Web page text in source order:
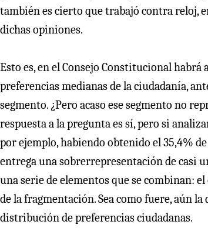
también es cierto que trabajó contra reloj,
dichas opiniones.
Esto es, en el Consejo Constitucional habrá
preferencias medianas de la ciudadanía,
segmento. ¿Pero acaso ese segmento no
respuesta a la pregunta es sí, pero si
por ejemplo, habiendo obtenido el 35,4%
entrega una sobrerrepresentación de casi
una serie de elementos que se combinan:
de la fragmentación. Sea como fuere, aún
distribución de preferencias ciudadanas.